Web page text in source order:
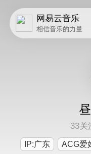
网易云音乐
相信音乐的力量
33关
IP:广东 ACG爱